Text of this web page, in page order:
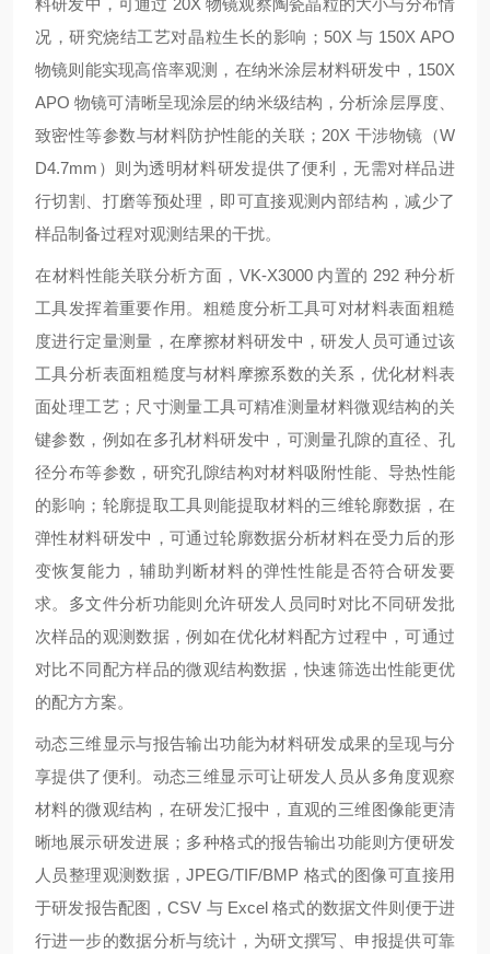
料研发中，可通过 20X 物镜观察陶瓷晶粒的大小与分布情
况，研究烧结工艺对晶粒生长的影响；50X 与 150X APO
物镜则能实现高倍率观测，在纳米涂层材料研发中，150X
APO 物镜可清晰呈现涂层的纳米级结构，分析涂层厚度、
致密性等参数与材料防护性能的关联；20X 干涉物镜（W
D4.7mm）则为透明材料研发提供了便利，无需对样品进
行切割、打磨等预处理，即可直接观测内部结构，减少了
样品制备过程对观测结果的干扰。
在材料性能关联分析方面，VK-X3000 内置的 292 种分析
工具发挥着重要作用。粗糙度分析工具可对材料表面粗糙
度进行定量测量，在摩擦材料研发中，研发人员可通过该
工具分析表面粗糙度与材料摩擦系数的关系，优化材料表
面处理工艺；尺寸测量工具可精准测量材料微观结构的关
键参数，例如在多孔材料研发中，可测量孔隙的直径、孔
径分布等参数，研究孔隙结构对材料吸附性能、导热性能
的影响；轮廓提取工具则能提取材料的三维轮廓数据，在
弹性材料研发中，可通过轮廓数据分析材料在受力后的形
变恢复能力，辅助判断材料的弹性性能是否符合研发要
求。多文件分析功能则允许研发人员同时对比不同研发批
次样品的观测数据，例如在优化材料配方过程中，可通过
对比不同配方样品的微观结构数据，快速筛选出性能更优
的配方方案。
动态三维显示与报告输出功能为材料研发成果的呈现与分
享提供了便利。动态三维显示可让研发人员从多角度观察
材料的微观结构，在研发汇报中，直观的三维图像能更清
晰地展示研发进展；多种格式的报告输出功能则方便研发
人员整理观测数据，JPEG/TIF/BMP 格式的图像可直接用
于研发报告配图，CSV 与 Excel 格式的数据文件则便于进
行进一步的数据分析与统计，为研文撰写、申报提供可靠